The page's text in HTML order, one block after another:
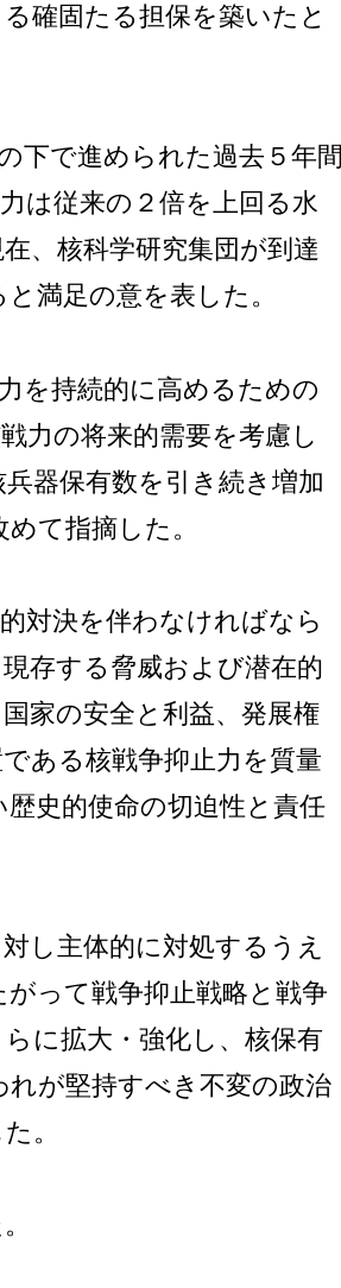
確固たる担保を築いたと
下で進められた過去５年間
は従来の２倍を上回る水
、核科学研究集団が到達
満足の意を表した。
を持続的に高めるための
力の将来的需要を考慮し
器保有数を引き続き増加
て指摘した。
対決を伴わなければなら
存する脅威および潜在的
家の安全と利益、発展権
ある核戦争抑止力を質量
史的使命の切迫性と責任
し主体的に対処するうえ
って戦争抑止戦略と戦争
に拡大・強化し、核保有
が堅持すべき不変の政治
。